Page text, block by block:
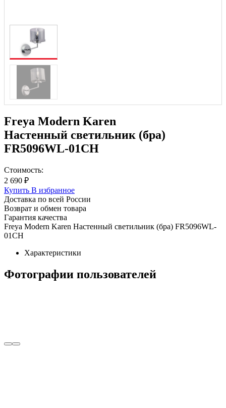
Freya Modern Karen
Настенный светильник (бра)
FR5096WL-01CH
Стоимость:
2 690 ₽
Купить В избранное
Доставка по всей России
Возврат и обмен товара
Гарантия качества
Freya Modern Karen Настенный светильник (бра) FR5096WL-
01CH
Характеристики
Фотографии пользователей